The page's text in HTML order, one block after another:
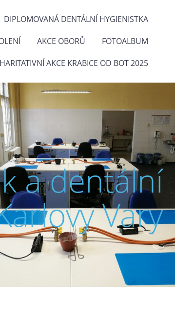
DIPLOMOVANÁ DENTÁLNÍ HYGIENISTKA
AKCE OBORŮ FOTOALBUM
AKCE KRABICE OD BOT 2025
a dentální
Vary